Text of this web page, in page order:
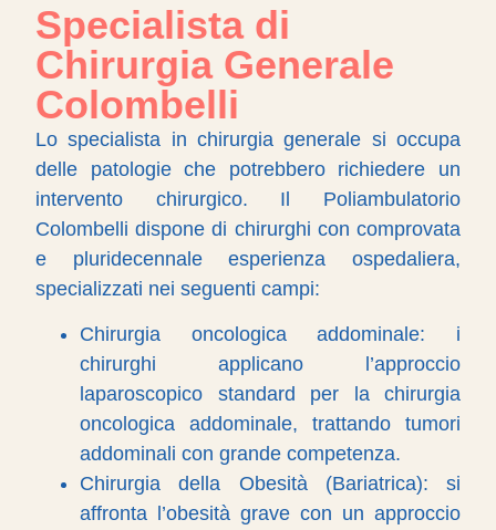
Specialista di
Chirurgia Generale
Colombelli
Lo specialista in chirurgia generale si occupa
delle patologie che potrebbero richiedere un
intervento chirurgico. Il Poliambulatorio
Colombelli dispone di chirurghi con comprovata
e pluridecennale esperienza ospedaliera,
specializzati nei seguenti campi:
Chirurgia oncologica addominale: i
chirurghi applicano l’approccio
laparoscopico standard per la chirurgia
oncologica addominale, trattando tumori
addominali con grande competenza.
Chirurgia della Obesità (Bariatrica): si
affronta l’obesità grave con un approccio